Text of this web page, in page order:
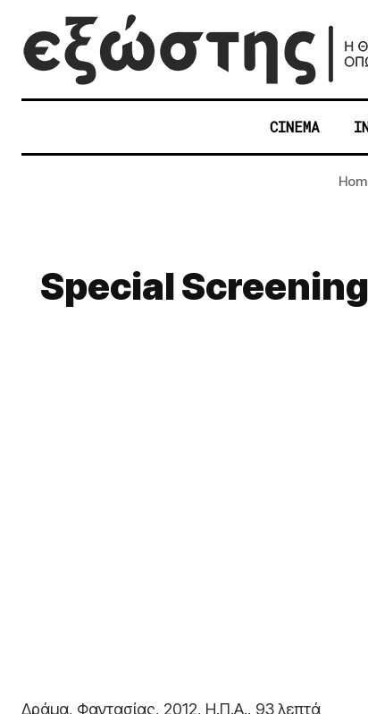
CINEMA
Special
Δράμα, Φαντασίας, 2012, Η.Π.Α., 93 λεπτά